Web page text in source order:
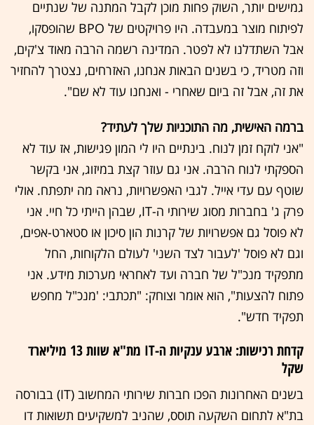
גמישים יותר, השוק פחות מוכן לקבל המתנה של שנתיים
לפיתוח מוצר במעבדה. היו פרויקטים של BPO שהופסקו,
אבל השתדלנו לא לפטר. המדינה רשמה הרבה מאוד צ'קים,
וזה מטריד, כי בשנים הבאות אנחנו, האזרחים, נצטרך להחזיר
את זה, אבל זה ביום שאחרי - ואנחנו עוד לא שם".
ברמה האישית, מה התוכניות שלך לעתיד?
"אני לוקח זמן לנוח. בינתיים היו לי המון פגישות, אז עוד לא
הספקתי לנוח הרבה. אני גם עוזר קצת במיזוג, אני בקשר
שוטף עם עדי אייל. לגבי האפשרויות, נראה מה יתפתח. אולי
פרק ג' בחברות מסוג שירותי ה-IT, שבהן הייתי כל חיי. אני
לא פוסל גם אפשרויות של קרנות הון סיכון או סטארט-אפים,
וגם לא פוסל 'לעבור לצד השני' לעולם הלקוחות, החל
מתפקיד מנכ"ל של חברה ועד לאחראי מערכות מידע. אני
פתוח להצעות", הוא אומר וצוחק: "תכתבי: 'מנכ"ל מחפש
תפקיד חדש".
קדחת רכישות: ארבע ענקיות ה-IT מת"א שוות 13 מיליארד
שקל
בשנים האחרונות הפכו חברות שירותי המחשוב (IT) בבורסה
בת"א לתחום השקעה תוסס, שהניב למשקיעים תשואות דו